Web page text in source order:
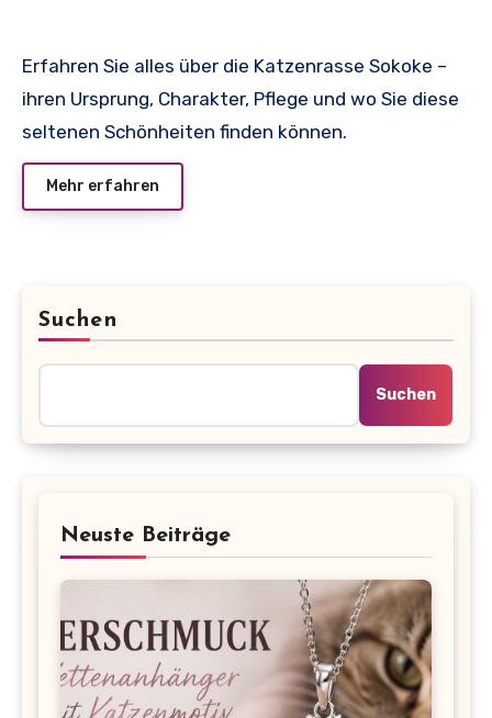
Erfahren Sie alles über die Katzenrasse Sokoke –
ihren Ursprung, Charakter, Pflege und wo Sie diese
seltenen Schönheiten finden können.
Mehr erfahren
Suchen
Suchen
Neuste Beiträge